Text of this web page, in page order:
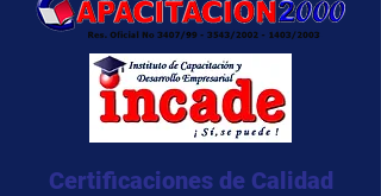
Certificaciones de Calidad